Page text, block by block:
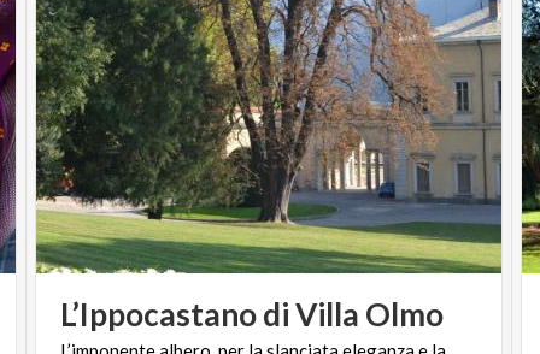
L’IppocastanodiVilla Olmo